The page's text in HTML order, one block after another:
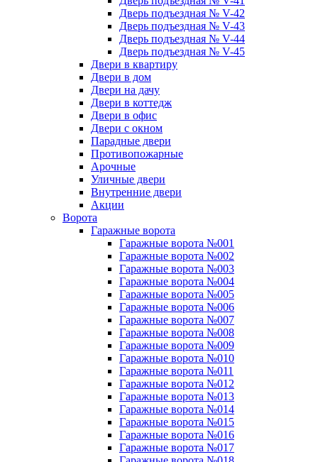
Дверь подъездная № V-42
Дверь подъездная № V-43
Дверь подъездная № V-44
Дверь подъездная № V-45
Двери в квартиру
Двери в дом
Двери на дачу
Двери в коттедж
Двери в офис
Двери с окном
Парадные двери
Противопожарные
Арочные
Уличные двери
Внутренние двери
Акции
Ворота
Гаражные ворота
Гаражные ворота №001
Гаражные ворота №002
Гаражные ворота №003
Гаражные ворота №004
Гаражные ворота №005
Гаражные ворота №006
Гаражные ворота №007
Гаражные ворота №008
Гаражные ворота №009
Гаражные ворота №010
Гаражные ворота №011
Гаражные ворота №012
Гаражные ворота №013
Гаражные ворота №014
Гаражные ворота №015
Гаражные ворота №016
Гаражные ворота №017